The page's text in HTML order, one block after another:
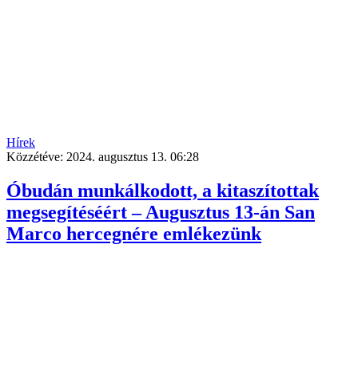
Hírek
Közzétéve: 2024. augusztus 13. 06:28
Óbudán munkálkodott, a kitaszítottak
megsegítéséért – Augusztus 13-án San
Marco hercegnére emlékezünk